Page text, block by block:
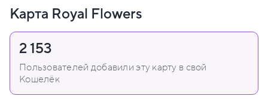
Карта Royal Flowers
2 153
Пользователей добавили эту карту в свой
Кошелёк